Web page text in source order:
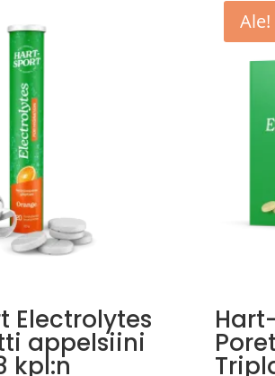
Electrolytes
appelsiini
kpl:n
Ale!